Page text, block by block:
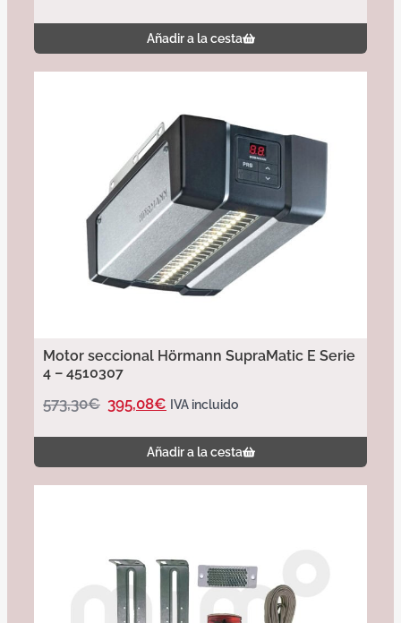
Añadir a la cesta
Motor seccional Hörmann SupraMatic E Serie
4 – 4510307
573,30€ 395,08€ IVA incluido
Añadir a la cesta